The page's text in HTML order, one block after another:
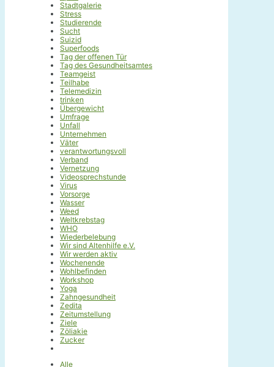
Stadtgalerie
Stress
Studierende
Sucht
Suizid
Superfoods
Tag der offenen Tür
Tag des Gesundheitsamtes
Teamgeist
Teilhabe
Telemedizin
trinken
Übergewicht
Umfrage
Unfall
Unternehmen
Väter
verantwortungsvoll
Verband
Vernetzung
Videosprechstunde
Virus
Vorsorge
Wasser
Weed
Weltkrebstag
WHO
Wiederbelebung
Wir sind Altenhilfe e.V.
Wir werden aktiv
Wochenende
Wohlbefinden
Workshop
Yoga
Zahngesundheit
Zedita
Zeitumstellung
Ziele
Zöliakie
Zucker
Alle